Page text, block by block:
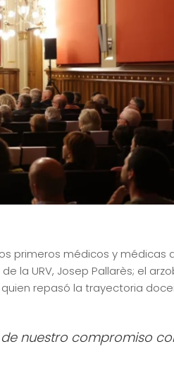
primeros médicos y médicas
la URV, Josep Pallarès; el
quien repasó la trayectoria
nuestro compromiso